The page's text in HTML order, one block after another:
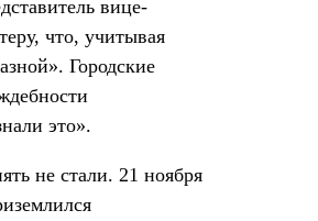
вице-
что, учитывая
Городские
это».
не стали. 21 ноября